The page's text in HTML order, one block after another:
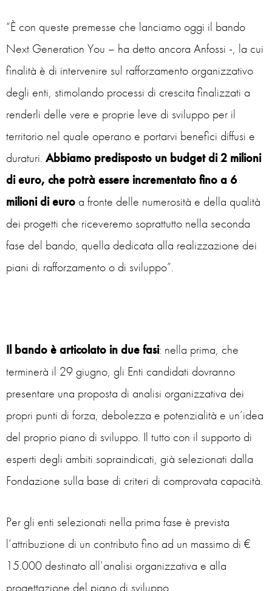
“È con queste premesse che lanciamo oggi il bando
Next Generation You – ha detto ancora Anfossi -, la cui
finalità è di intervenire sul rafforzamento organizzativo
degli enti, stimolando processi di crescita finalizzati a
renderli delle vere e proprie leve di sviluppo per il
territorio nel quale operano e portarvi benefici diffusi e
duraturi. Abbiamo predisposto un budget di 2 milioni
di euro, che potrà essere incrementato fino a 6
milioni di euro a fronte delle numerosità e della qualità
dei progetti che riceveremo soprattutto nella seconda
fase del bando, quella dedicata alla realizzazione dei
piani di rafforzamento o di sviluppo”.
Il bando è articolato in due fasi: nella prima, che
terminerà il 29 giugno, gli Enti candidati dovranno
presentare una proposta di analisi organizzativa dei
propri punti di forza, debolezza e potenzialità e un’idea
del proprio piano di sviluppo. Il tutto con il supporto di
esperti degli ambiti sopraindicati, già selezionati dalla
Fondazione sulla base di criteri di comprovata capacità.
Per gli enti selezionati nella prima fase è prevista
l’attribuzione di un contributo fino ad un massimo di €
15.000 destinato all’analisi organizzativa e alla
progettazione del piano di sviluppo.